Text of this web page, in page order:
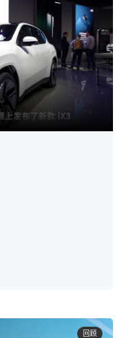
回顾